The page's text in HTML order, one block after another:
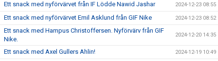
Ett snack med nyförvärvet från IF Lödde Nawid Jashar 2024-12-23 08:55
Ett snack med nyförvärvet Emil Asklund från GIF Nike 2024-12-23 08:52
Ett snack med Hampus Christoffersen. Nyförvärv från GIF
Nike.
2024-12-20 14:35
Ett snack med Axel Gullers Ahlin! 2024-12-19 10:49